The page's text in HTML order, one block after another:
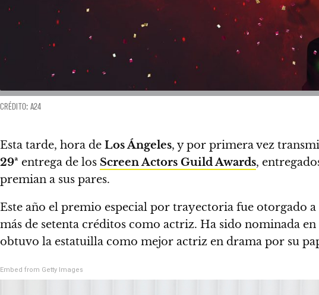
CRÉDITO: A24
Esta tarde, hora de Los Ángeles, y por primera vez
29ª entrega de los Screen Actors Guild Awards,
premian a sus pares.
Este año el premio especial por trayectoria fue otorgado a
más de setenta créditos como actriz. Ha sido nominada
obtuvo la estatuilla como mejor actriz en drama por su
Embed from Getty Images